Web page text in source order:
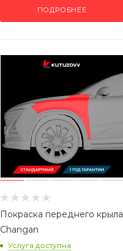
ПОДРОБНЕЕ
Покраска переднего крыла
Changan
Услуга доступна